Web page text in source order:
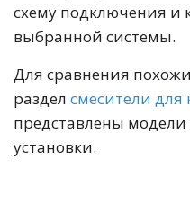
схему подключения и
выбранной системы.
Для сравнения
раздел смесители для
представлены
установки.